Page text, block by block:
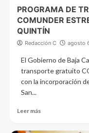
PROGRAMA DE
COMUNDER
QUINTÍN
Redacción C agosto
El Gobierno de Baja
transporte gratuito
con la incorporación
San...
Leer más